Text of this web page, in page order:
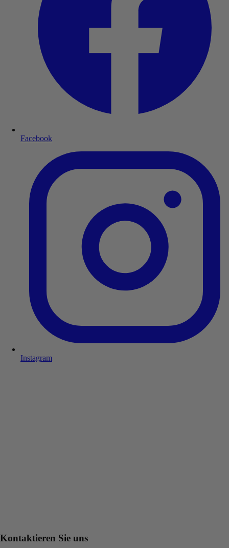
Facebook
Instagram
Kontaktieren Sie uns